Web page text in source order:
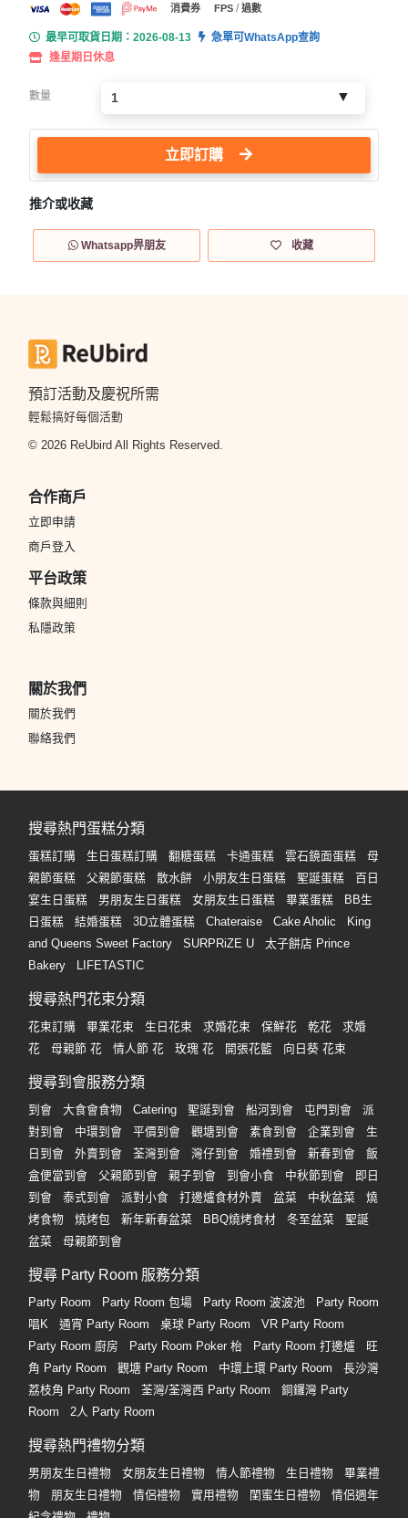
消費券 FPS / 過數
最早可取貨日期：2026-08-13
急單可WhatsApp查詢
逢星期日休息
數量
立即訂購
推介或收藏
Whatsapp畀朋友 收藏
預訂活動及慶祝所需
輕鬆搞好每個活動
© 2026 ReUbird All Rights Reserved.
合作商戶
立即申請
商戶登入
平台政策
條款與細則
私隱政策
關於我們
關於我們
聯絡我們
搜尋熱門蛋糕分類
蛋糕訂購 生日蛋糕訂購 翻糖蛋糕 卡通蛋糕 雲石鏡面蛋糕
母
親節蛋糕
父親節蛋糕 散水餅 小朋友生日蛋糕 聖誕蛋糕
百日
宴生日蛋糕
男朋友生日蛋糕 女朋友生日蛋糕 畢業蛋糕
BB生
日蛋糕
結婚蛋糕 3D立體蛋糕 Chateraise Cake Aholic
King
and Queens Sweet Factory
SURPRiZE U
太子餅店 Prince
Bakery
LIFETASTIC
搜尋熱門花束分類
花束訂購 畢業花束 生日花束 求婚花束 保鮮花 乾花
求婚
花
母親節 花 情人節 花 玫瑰 花 開張花籃 向日葵 花束
搜尋到會服務分類
到會 大食會食物 Catering 聖誕到會 船河到會 屯門到會
派
對到會
中環到會 平價到會 觀塘到會 素食到會 企業到會
生
日到會
外賣到會 荃灣到會 灣仔到會 婚禮到會 新春到會
飯
盒便當到會
父親節到會 親子到會 到會小食 中秋節到會
即日
到會
泰式到會 派對小食 打邊爐食材外賣 盆菜 中秋盆菜
燒
烤食物
燒烤包 新年新春盆菜 BBQ燒烤食材 冬至盆菜
聖誕
盆菜
母親節到會
搜尋 Party Room 服務分類
Party Room Party Room 包場 Party Room 波波池
Party Room
唱K
通宵 Party Room 桌球 Party Room
VR Party Room
Party Room 廚房
Party Room Poker 枱 Party Room 打邊爐
旺
角 Party Room
觀塘 Party Room 中環上環 Party Room
長沙灣
荔枝角 Party Room
荃灣/荃灣西 Party Room
銅鑼灣 Party
Room
2人 Party Room
搜尋熱門禮物分類
男朋友生日禮物 女朋友生日禮物 情人節禮物 生日禮物
畢業禮
物
朋友生日禮物 情侶禮物 實用禮物 閨蜜生日禮物
情侶週年